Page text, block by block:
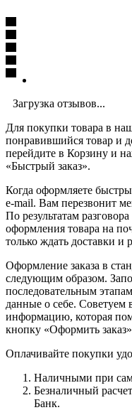
Загрузка отзывов...
Для покупки товара в
понравившийся товар и
перейдите в Корзину и
«Быстрый заказ».
Когда оформляете
e-mail. Вам перезвонит
По результатам
оформления товара на
только ждать доставки и
Оформление заказа в
следующим образом.
последовательным
данные о себе. Советуем
информацию, которая
кнопку «Оформить
Оплачивайте покупки
Наличными при
Безналичный
Банк.